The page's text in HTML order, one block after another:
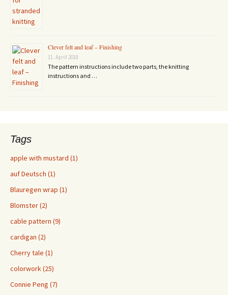
Clever felt and leaf – Finishing
11. April 2018
The pattern instructions include two parts, the knitting
instructions and …
Tags
apple with mustard (1)
auf Deutsch (1)
Blauregen wrap (1)
Blomster (2)
cable pattern (9)
cardigan (2)
Cherry tale (1)
colorwork (25)
Connie Peng (7)